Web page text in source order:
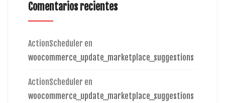
Comentarios recientes
ActionScheduler en
woocommerce_update_marketplace_suggestions
ActionScheduler en
woocommerce_update_marketplace_suggestions